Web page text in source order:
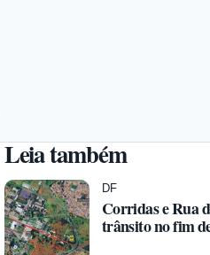
Leia também
DF
Corridas e Rua
trânsito no fim